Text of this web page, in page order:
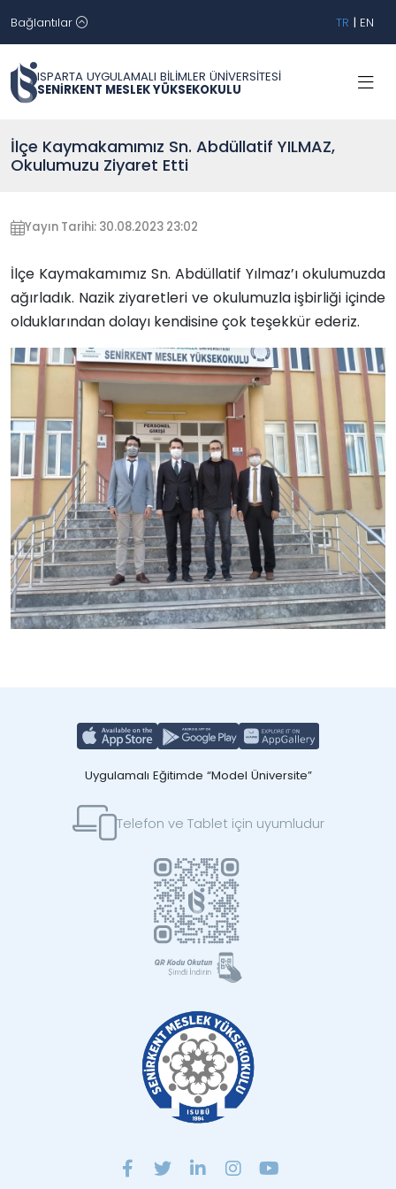
Bağlantılar TR | EN
ISPARTA UYGULAMALI BİLİMLER ÜNİVERSİTESİ
SENİRKENT MESLEK YÜKSEKOKULU
İlçe Kaymakamımız Sn. Abdüllatif YILMAZ,
Okulumuzu Ziyaret Etti
Yayın Tarihi: 30.08.2023 23:02
İlçe Kaymakamımız Sn. Abdüllatif Yılmaz’ı okulumuzda
ağırladık. Nazik ziyaretleri ve okulumuzla işbirliği içinde
olduklarından dolayı kendisine çok teşekkür ederiz.
Uygulamalı Eğitimde “Model Üniversite”
Telefon ve Tablet için uyumludur